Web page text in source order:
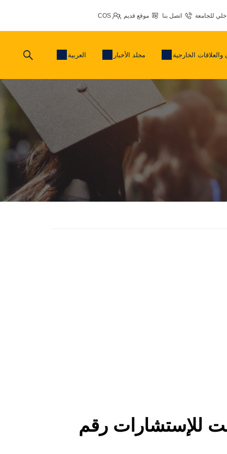
للجامعة اتصل بنا موقع قديم COS
والعلاقات الخارجية مجلد الأخبار العربية
للإستشارات رقم